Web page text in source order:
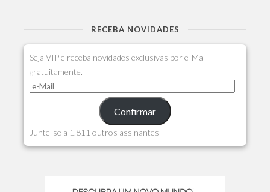
RECEBA NOVIDADES
Seja VIP e receba novidades exclusivas por e-Mail
gratuitamente.
Confirmar
Junte-se a 1.811 outros assinantes